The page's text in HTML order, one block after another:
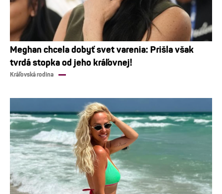
Meghan chcela dobyť svet varenia: Prišla však
tvrdá stopka od jeho kráľovnej!
Kráľovská rodina